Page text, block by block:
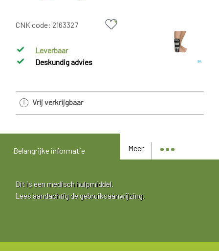
CNK code: 2163327
Leverbaar
Deskundig advies
Vrij verkrijgbaar
Meer
Belangrijke informatie
Dit is een medisch hulpmiddel.
Lees aandachtig de gebruiksaanwijzing.